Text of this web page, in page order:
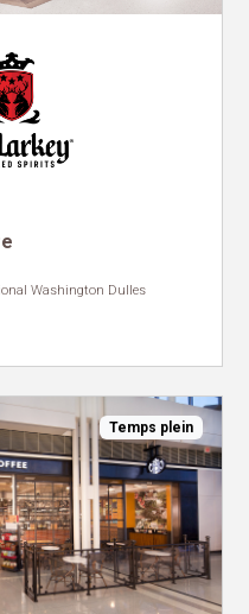
Washington Dulles
Temps plein